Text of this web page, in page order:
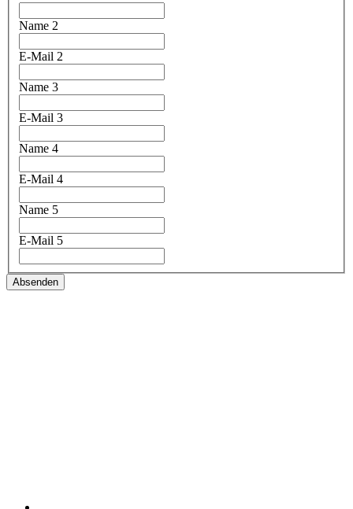
Name 2
E-Mail 2
Name 3
E-Mail 3
Name 4
E-Mail 4
Name 5
E-Mail 5
Absenden